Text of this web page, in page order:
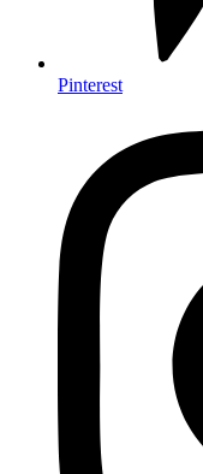
Pinterest